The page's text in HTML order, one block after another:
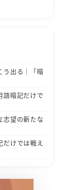
う出る｜「暗
語暗記だけで
志望の新たな
だけでは戦え